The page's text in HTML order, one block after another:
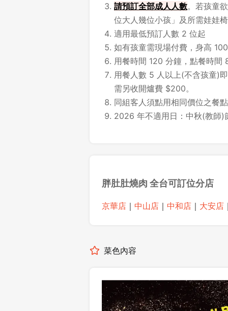
請預訂全部成人人數。若孩童
位大人幾位小孩」及所需娃娃
適用最低預訂人數 2 位起
如有孩童需現場付費，身高
用餐時間 120 分鐘，點餐時間
用餐人數 5 人以上(不含孩童)
需另收開爐費 $200。
同組客人須點用相同價位之餐點
2026 年不適用日：中秋(教師
胖肚肚燒肉 全台可訂位分店
京華店 ｜ 中山店 ｜ 中和店 ｜ 大安店
菜色內容